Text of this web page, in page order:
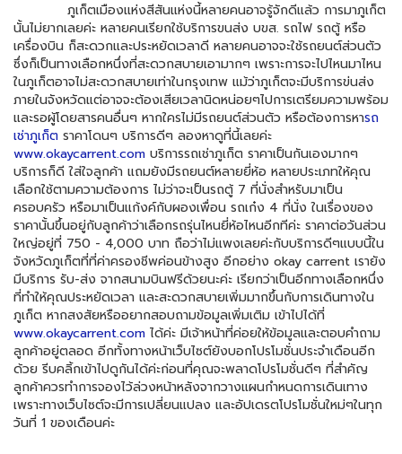
ภูเก็ตเมืองแห่งสีสันแห่งนี้หลายคนอาจรู้จักดีแล้ว การมาภูเก็ต
นั้นไม่ยากเลยค่ะ หลายคนเรียกใช้บริการขนส่ง บขส. รถไฟ รถตู้ หรือ
เครื่องบิน ก็สะดวกและประหยัดเวลาดี หลายคนอาจจะใช้รถยนต์ส่วนตัว
ซึ่งก็เป็นทางเลือกหนึ่งที่สะดวกสบายเอามากๆ เพราะการจะไปไหนมาไหน
ในภูเก็ตอาจไม่สะดวกสบายเท่าในกรุงเทพ แม้ว่าภูเก็ตจะมีบริการข่นส่ง
ภายในจังหวัดแต่อาจจะต้องเสียเวลานิดหน่อยๆไปการเตรียมความพร้อม
และรอผู้โดยสารคนอื่นๆ หากใครไม่มีรถยนต์ส่วนตัว หรือต้องการหารถ
เช่าภูเก็ต ราคาโดนๆ บริการดีๆ ลองหาดูที่นี้เลยค่ะ
www.okaycarrent.com บริการรถเช่าภูเก็ต ราคาเป็นกันเองมากๆ
บริการก็ดี ใส่ใจลูกค้า แถมยังมีรถยนต์หลายยี่ห้อ หลายประเภทให้คุณ
เลือกใช้ตามความต้องการ ไม่ว่าจะเป็นรถตู้ 7 ที่นั่งสำหรับมาเป็น
ครอบครัว หรือมาเป็นแก้งค์กับผองเพื่อน รถเก๋ง 4 ที่นั่ง ในเรื่องของ
ราคานั้นขึ้นอยู่กับลูกค้าว่าเลือกรถรุ่นไหนยี่ห้อไหนอีกทีค่ะ ราคาต่อวันส่วน
ใหญ่อยู่ที่ 750 - 4,000 บาท ถือว่าไม่แพงเลยค่ะกับบริการดีๆแบบนี้ใน
จังหวัดภูเก็ตที่ที่ค่าครองชีพค่อนข้างสูง อีกอย่าง okay carrent เรายัง
มีบริการ รับ-ส่ง จากสนามบินฟรีด้วยนะค่ะ เรียกว่าเป็นอีกทางเลือกหนึ่ง
ที่ทำให้คุณประหยัดเวลา และสะดวกสบายเพิ่มมากขึ้นกับการเดินทางใน
ภูเก็ต หากสงสัยหรืออยากสอบถามข้อมูลเพิ่มเติม เข้าไปได้ที่
www.okaycarrent.com ได้ค่ะ มีเจ้าหน้าที่ค่อยให้ข้อมูลและตอบคำถาม
ลูกค้าอยู่ตลอด อีกทั้งทางหน้าเว็บไซต์ยังบอกโปรโมชั่นประจำเดือนอีก
ด้วย รีบคลิ้กเข้าไปดูกันได้ค่ะก่อนที่คุณจะพลาดโปรโมชั่นดีๆ ที่สำคัญ
ลูกค้าควรทำการจองไว้ล่วงหน้าหลังจากวางแผนกำหนดการเดินเทาง
เพราะทางเว็บไซต์จะมีการเปลี่ยนแปลง และอัปเดรตโปรโมชั่นใหม่ๆในทุก
วันที่ 1 ของเดือนค่ะ